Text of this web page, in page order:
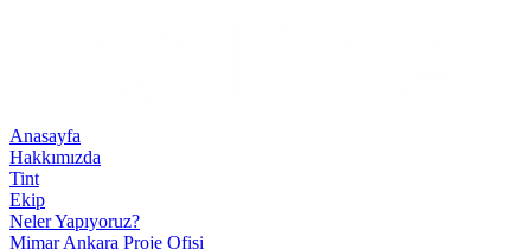
Anasayfa
Hakkımızda
Tint
Ekip
Neler Yapıyoruz?
Mimar Ankara Proje Ofisi